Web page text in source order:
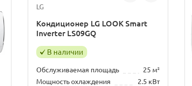
LG
Кондиционер LG LOOK Smart
Inverter LS09GQ
В наличии
Обслуживаемая площадь
25 м²
Мощность охлаждения
2.5 кВт